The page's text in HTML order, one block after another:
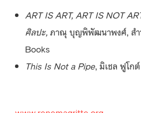
ART IS ART, ART IS NOT
ศิลปะ, ภาณุ บุญพิพัฒนาพงศ์, ส
Books
This Is Not a Pipe, มิเชล ฟูโกต์